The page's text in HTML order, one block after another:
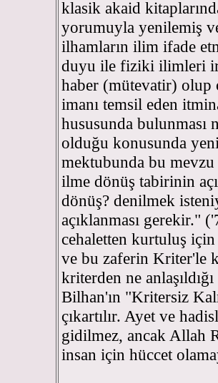
klasik akaid
yorumuyla yenilemiş
ilhamların ilim ifade
duyu ile fiziki ilimleri
haber (mütevatir) olup
imanı temsil eden
hususunda
olduğu konusunda
mektubunda bu
ilme dönüş tabirinin
dönüş? denilmek
açıklanması gerekir."
cehaletten kurtuluş için
ve bu zaferin Kriter'le
kriterden ne
Bilhan'ın "Kritersiz
çıkartılır. Ayet ve
gidilmez, ancak Allah
insan için hüccet